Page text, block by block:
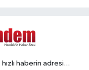
haberin adresi...